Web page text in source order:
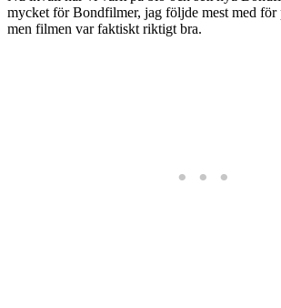
mycket för Bondfilmer, jag följde mest med för
men filmen var faktiskt riktigt bra.